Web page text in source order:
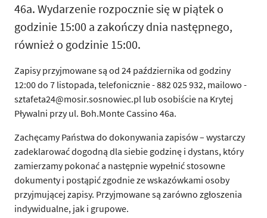
46a. Wydarzenie rozpocznie się w piątek o
godzinie 15:00 a zakończy dnia następnego,
również o godzinie 15:00.
Zapisy przyjmowane są od 24 października od godziny
12:00 do 7 listopada, telefonicznie - 882 025 932, mailowo -
sztafeta24@mosir.sosnowiec.pl lub osobiście na Krytej
Pływalni przy ul. Boh.Monte Cassino 46a.
Zachęcamy Państwa do dokonywania zapisów – wystarczy
zadeklarować dogodną dla siebie godzinę i dystans, który
zamierzamy pokonać a następnie wypełnić stosowne
dokumenty i postąpić zgodnie ze wskazówkami osoby
przyjmującej zapisy. Przyjmowane są zarówno zgłoszenia
indywidualne, jak i grupowe.